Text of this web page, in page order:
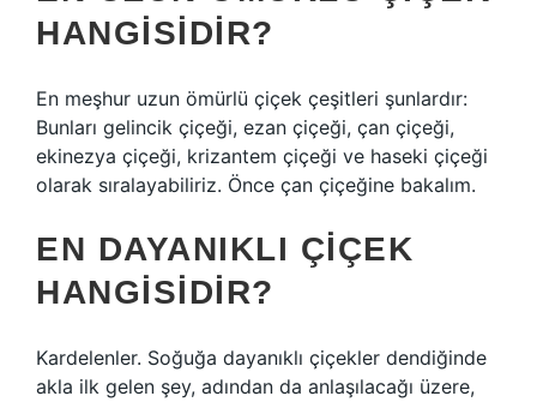
HANGISIDIR?
En meşhur uzun ömürlü çiçek çeşitleri şunlardır:
Bunları gelincik çiçeği, ezan çiçeği, çan çiçeği,
ekinezya çiçeği, krizantem çiçeği ve haseki çiçeği
olarak sıralayabiliriz. Önce çan çiçeğine bakalım.
EN DAYANIKLI ÇIÇEK
HANGISIDIR?
Kardelenler. Soğuğa dayanıklı çiçekler dendiğinde
akla ilk gelen şey, adından da anlaşılacağı üzere,